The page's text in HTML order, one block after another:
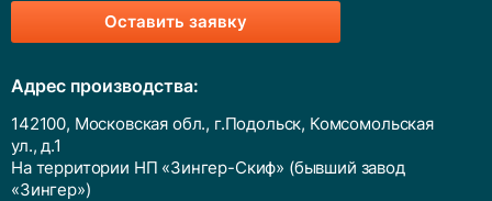
Оставить заявку
Адрес производства:
142100, Московская обл., г.Подольск, Комсомольская
ул., д.1
На территории НП «Зингер-Скиф» (бывший завод
«Зингер»)